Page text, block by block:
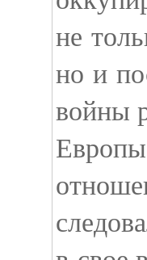
не
но и
войны